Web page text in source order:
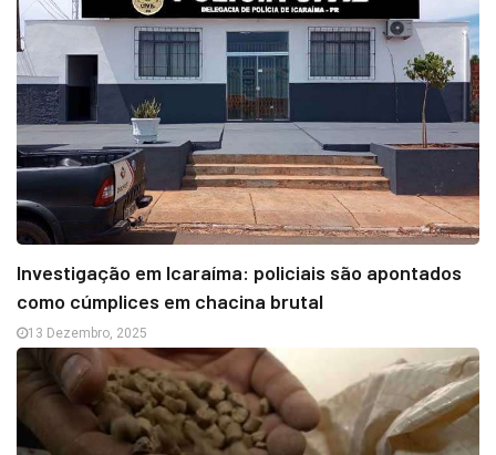
Investigação em Icaraíma: policiais são apontados
como cúmplices em chacina brutal
13 Dezembro, 2025